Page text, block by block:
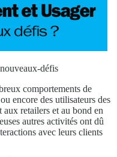
défis
comportements de
encore des utilisateurs des
retailers et au bond en
autres activités ont dû
avec leurs clients